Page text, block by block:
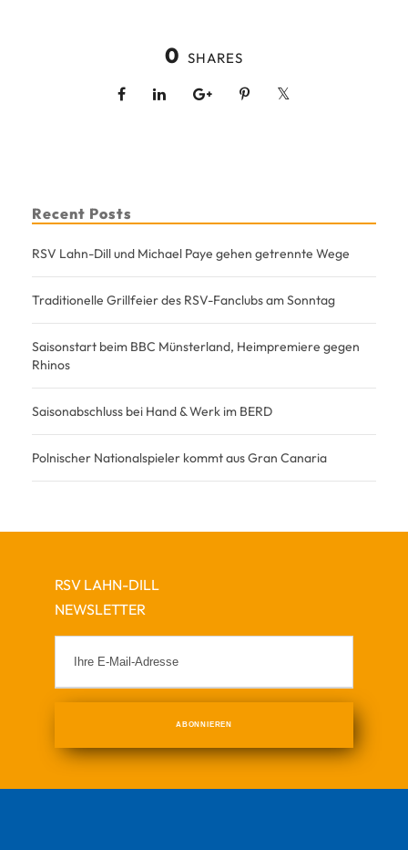
0 SHARES
Recent Posts
RSV Lahn-Dill und Michael Paye gehen getrennte Wege
Traditionelle Grillfeier des RSV-Fanclubs am Sonntag
Saisonstart beim BBC Münsterland, Heimpremiere gegen
Rhinos
Saisonabschluss bei Hand & Werk im BERD
Polnischer Nationalspieler kommt aus Gran Canaria
RSV LAHN-DILL
NEWSLETTER